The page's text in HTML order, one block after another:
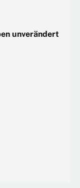
unverändert